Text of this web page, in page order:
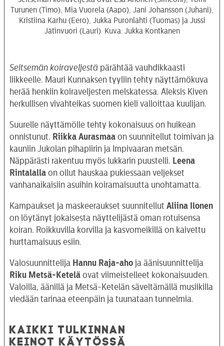
Turunen (Timo), Mia Vuorela (Aapo), Jani Johansson (Juhani),
Kristiina Karhu (Eero), Jukka Puronlahti (Tuomas) ja Jussi
Jätinvuori (Lauri). Kuva: Jukka Kontkanen
Seitsemän koiraveljestä pärähtää vauhdikkaasti
liikkeelle. Mauri Kunnaksen tyyliin tehty näyttämökuva
herää henkiin koiraveljesten melskatessa. Aleksis Kiven
herkullisen vivahteikas suomen kieli valloittaa kuulijan.
Suurelle näyttämölle tehty kokonaisuus on huikean
onnistunut.
Riikka Aurasmaa on suunnitellut toimivan ja
kauniin Jukolan pihapiirin ja Impivaaran metsän.
Näppärästi rakentuu myös lukkarin puustelli.
Leena
Rintalalla on ollut hauskaa pukiessaan veljekset
vanhanaikaisiin asuihin koiramaisuutta unohtamatta.
Kampaukset ja maskeeraukset suunnitellut Aliina Ilonen
on löytänyt jokaisesta näyttelijästä oman rotuisensa
koiran. Roikkuvilla korvilla ja kasvomeikillä on kaivettu
hurttamaisuus esiin.
Valosuunnittelija Hannu Raja-aho ja äänisuunnittelija
Riku Metsä-Ketelä ovat viimeistelleet kokonaisuuden.
Valoilla, äänillä ja Metsä-Ketelän säveltämällä musiikilla
viedään tarinaa eteenpäin ja tuunataan tunnelmia.
KAIKKI TULKINNAN
KEINOT KÄYTÖSSÄ